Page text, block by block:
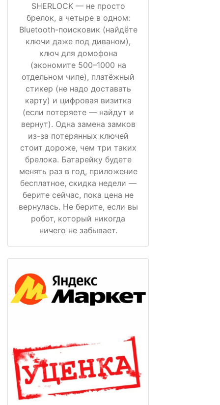
SHERLOCK — не просто
брелок, а четыре в одном:
Bluetooth-поисковик (найдёте
ключи даже под диваном),
ключ для домофона
(экономите 500–1000 на
отдельном чипе), платёжный
стикер (не надо доставать
карту) и цифровая визитка
(если потеряете — найдут и
вернут). Одна замена замков
из-за потерянных ключей
стоит дороже, чем три таких
брелока. Батарейку будете
менять раз в год, приложение
бесплатное, скидка недели —
берите сейчас, пока цена не
вернулась. Не берите, если вы
робот, который никогда
ничего не забывает.